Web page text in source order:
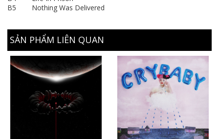
B5 Nothing Was Delivered
SẢN PHẨM LIÊN QUAN